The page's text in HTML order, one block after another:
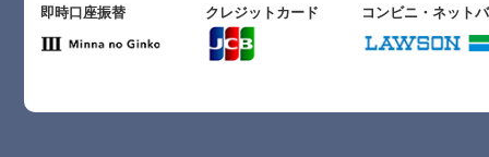
即時口座振替 クレジットカード コンビニ・ネット